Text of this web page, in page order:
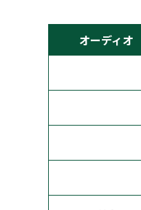
オーディオ